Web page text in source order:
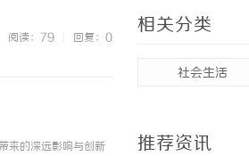
阅读：79 回复：0
来的深远影响与创新
相关分类
社会生活
推荐资讯